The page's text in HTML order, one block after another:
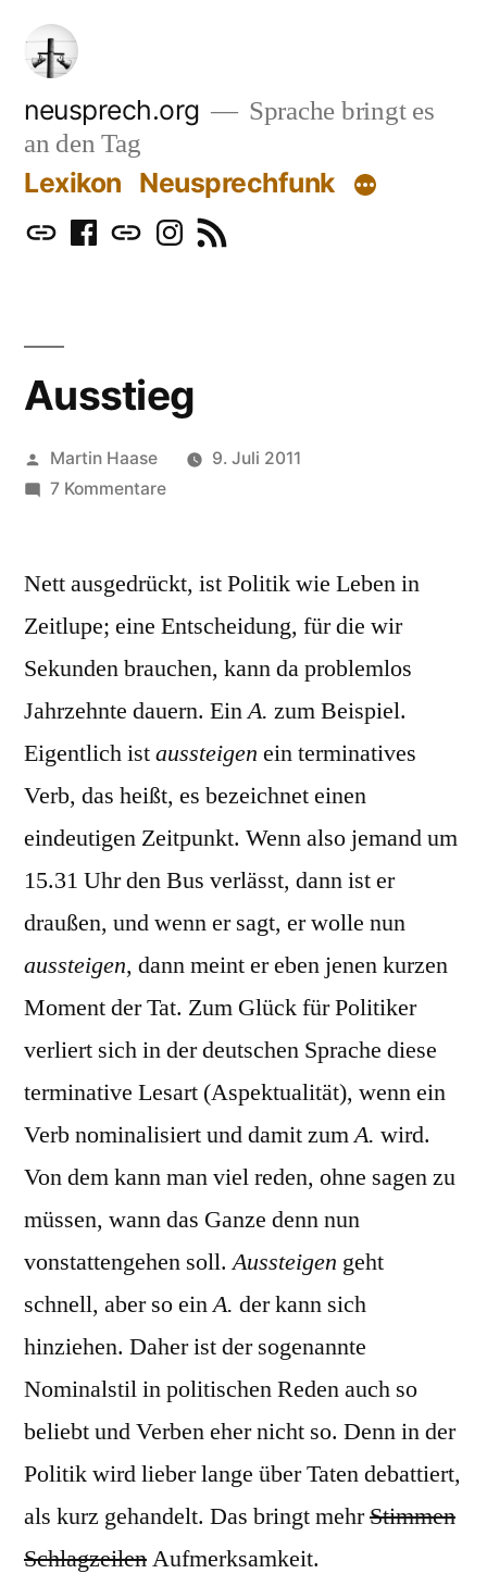
Zum
Inhalt
springen
neusprech.org
Sprache bringt es
an den Tag
Lexikon Neusprechfunk
MastodonFacebook
BlueskyInstagram
RSS
Ausstieg
Veröffentlicht
von
Martin Haase
9. Juli 2011
7 Kommentarezu
Nett ausgedrückt, ist Politik wie Leben in
Zeitlupe; eine Entscheidung, für die wir
Sekunden brauchen, kann da problemlos
Jahrzehnte dauern. EinA. zum Beispiel.
Eigentlich istaussteigen ein terminatives
Verb, das heißt, es bezeichnet einen
eindeutigen Zeitpunkt. Wenn also jemand um
15.31 Uhr den Bus verlässt, dann ist er
draußen, und wenn er sagt, er wolle nun
aussteigen, dann meint er eben jenen kurzen
Moment der Tat. Zum Glück für Politiker
verliert sich in der deutschen Sprache diese
terminative Lesart (Aspektualität), wenn ein
Verb nominalisiert und damit zumA. wird.
Von dem kann man viel reden, ohne sagen zu
müssen, wann das Ganze denn nun
vonstattengehen soll.Aussteigen geht
schnell, aber so einA. der kann sich
hinziehen. Daher ist der sogenannte
Nominalstil in politischen Reden auch so
beliebt und Verben eher nicht so. Denn in der
Politik wird lieber lange über Taten debattiert,
als kurz gehandelt. Das bringt mehrStimmen
SchlagzeilenAufmerksamkeit.